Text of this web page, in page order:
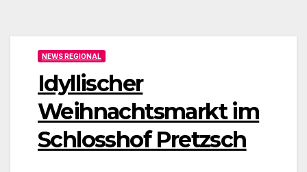
NEWS REGIONAL
Idyllischer
Weihnachtsmarkt im
Schlosshof Pretzsch